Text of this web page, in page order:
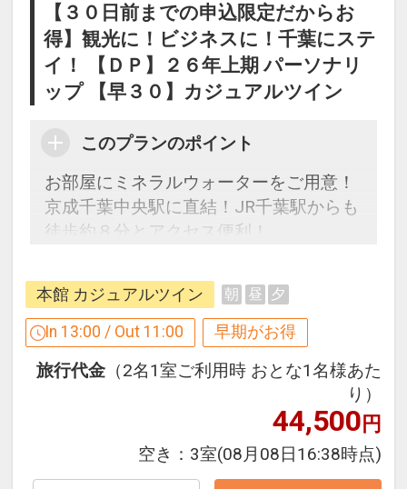
【３０日前までの申込限定だからお
得】観光に！ビジネスに！千葉にステ
イ！ 【ＤＰ】２６年上期 パーソナリ
ップ 【早３０】カジュアルツイン
このプランのポイント
お部屋にミネラルウォーターをご用意！
京成千葉中央駅に直結！JR千葉駅からも
徒歩約８分とアクセス便利！
ン等、ホテル滞在をお楽しみください
３０日前までのご予約でお得に宿泊！
【早３０割】
早期予約限定！３０日前までのご予約が
※本プランは３０日前までの受付限定で
す。
本館 カジュアルツイン 朝 昼 夕
In 13:00 / Out 11:00 早期がお得
旅行代金 （2名1室ご利用時 おとな1名様あた
り）
44,500円
空き： 3室(08月08日16:38時点)